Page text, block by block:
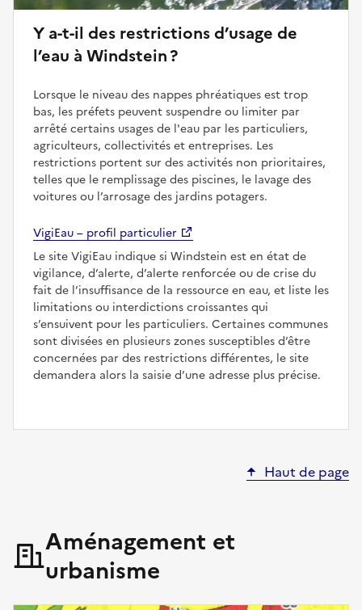
Y a-t-il des restrictions d’usage de
l’eau à Windstein ?
Lorsque le niveau des nappes phréatiques est trop
bas, les préfets peuvent suspendre ou limiter par
arrêté certains usages de l'eau par les particuliers,
agriculteurs, collectivités et entreprises. Les
restrictions portent sur des activités non prioritaires,
telles que le remplissage des piscines, le lavage des
voitures ou l’arrosage des jardins potagers.
VigiEau – profil particulier
Le site VigiEau indique si Windstein est en état de
vigilance, d’alerte, d’alerte renforcée ou de crise du
fait de l’insuffisance de la ressource en eau, et liste les
limitations ou interdictions croissantes qui
s’ensuivent pour les particuliers. Certaines communes
sont divisées en plusieurs zones susceptibles d’être
concernées par des restrictions différentes, le site
demandera alors la saisie d’une adresse plus précise.
Haut de page
Aménagement et
urbanisme